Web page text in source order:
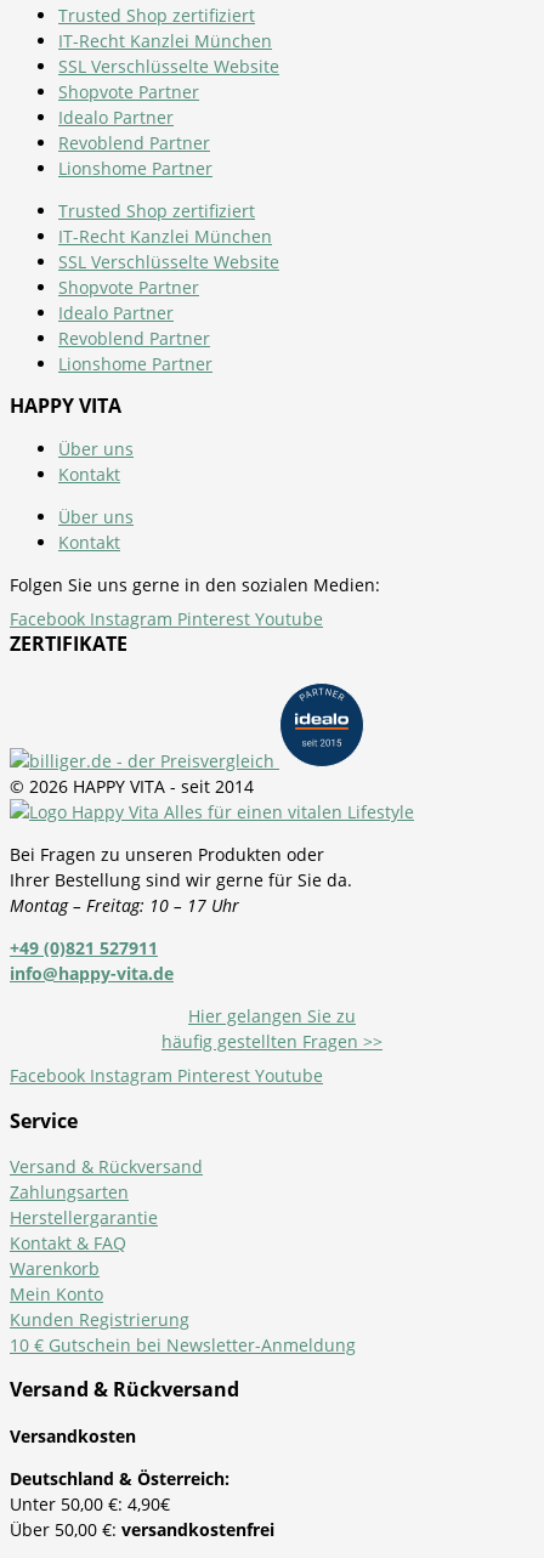
Trusted Shop zertifiziert
IT-Recht Kanzlei München
SSL Verschlüsselte Website
Shopvote Partner
Idealo Partner
Revoblend Partner
Lionshome Partner
Trusted Shop zertifiziert
IT-Recht Kanzlei München
SSL Verschlüsselte Website
Shopvote Partner
Idealo Partner
Revoblend Partner
Lionshome Partner
HAPPY VITA
Über uns
Kontakt
Über uns
Kontakt
Folgen Sie uns gerne in den sozialen Medien:
Facebook Instagram Pinterest Youtube
ZERTIFIKATE
© 2026 HAPPY VITA - seit 2014
Bei Fragen zu unseren Produkten oder
Ihrer Bestellung sind wir gerne für Sie da.
Montag – Freitag: 10 – 17 Uhr
+49 (0)821 527911
info@happy-vita.de
Hier gelangen Sie zu
häufig gestellten Fragen >>
Facebook Instagram Pinterest Youtube
Service
Versand & Rückversand
Zahlungsarten
Herstellergarantie
Kontakt & FAQ
Warenkorb
Mein Konto
Kunden Registrierung
10 € Gutschein bei Newsletter-Anmeldung
Versand & Rückversand
Versandkosten
Deutschland & Österreich:
Unter 50,00 €: 4,90€
Über 50,00 €: versandkostenfrei